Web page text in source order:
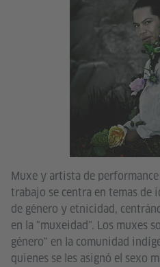
Muxe y artista de
trabajo se centra en temas de
de género y etnicidad,
en la "muxeidad". Los muxes
género" en la comunidad
quienes se les asignó el sexo